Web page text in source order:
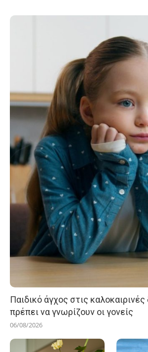
Παιδικό άγχος στις καλοκαιρινές
πρέπει να γνωρίζουν οι γονείς
06/08/2026